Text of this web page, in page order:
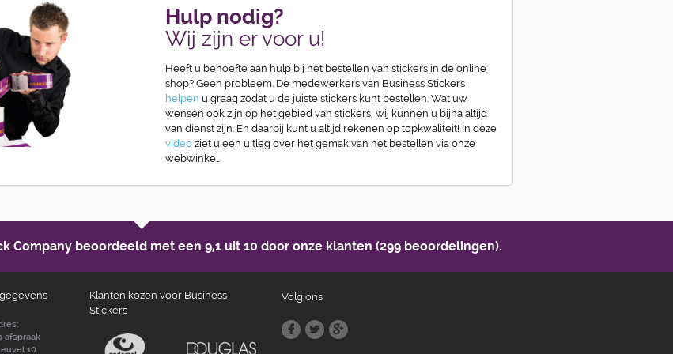
Hulp nodig?
Wij zijn er voor u!
Heeft u behoefte aan hulp bij het bestellen van stickers in de online
shop? Geen probleem. De medewerkers van Business Stickers
helpen u graag zodat u de juiste stickers kunt bestellen. Wat uw
wensen ook zijn op het gebied van stickers, wij kunnen u bijna altijd
van dienst zijn. En daarbij kunt u altijd rekenen op topkwaliteit! In deze
video ziet u een uitleg over het gemak van het bestellen via onze
webwinkel.
Company beoordeeld met een 9,1 uit 10 door onze klanten (299 beoordelingen).
afspraak
10
Klanten kozen voor Business
Stickers
Volg ons